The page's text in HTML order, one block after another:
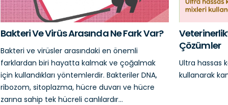
Bakteri Ve Virüs Arasında Ne Fark Var?
Bakteri ve virüsler arasındaki en önemli
farklardan biri hayatta kalmak ve çoğalmak
için kullandıkları yöntemlerdir. Bakteriler DNA,
ribozom, sitoplazma, hücre duvarı ve hücre
zarına sahip tek hücreli canlılardır...
Çözümler
Ultra hassas
kullanarak